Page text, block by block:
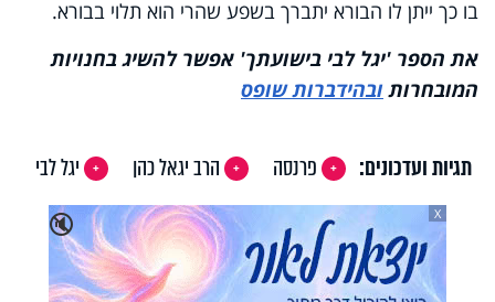
בו כך ייתן לו הבורא יתברך בשפע שהרי הוא תלוי בבורא.
את הספר 'יגל לבי בישועתך' אפשר להשיג בחנויות
המובחרותובהידברות שופס
תגיות ועדכונים: פרנסה הרב יגאל כהן
יגל לבי
🔇
X